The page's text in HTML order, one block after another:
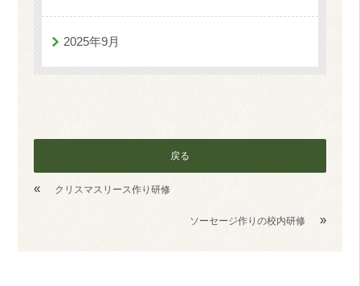
2025年9月
戻る
« クリスマスリース作り研修
ソーセージ作りの校内研修 »